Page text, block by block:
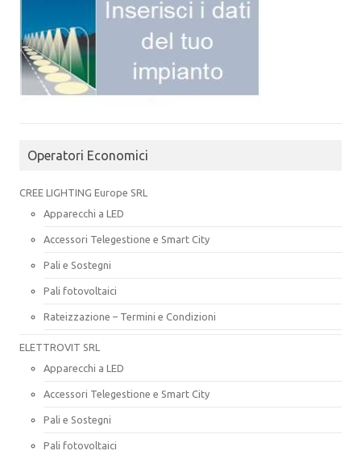
Operatori Economici
CREE LIGHTING Europe SRL
Apparecchi a LED
Accessori Telegestione e Smart City
Pali e Sostegni
Pali fotovoltaici
Rateizzazione – Termini e Condizioni
ELETTROVIT SRL
Apparecchi a LED
Accessori Telegestione e Smart City
Pali e Sostegni
Pali fotovoltaici